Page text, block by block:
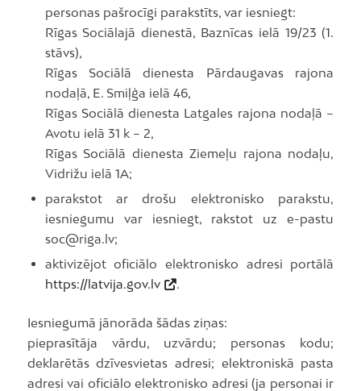
personas pašrocīgi parakstīts, var iesniegt:
Rīgas Sociālajā dienestā, Baznīcas ielā 19/23 (1.
stāvs),
Rīgas Sociālā dienesta Pārdaugavas rajona
nodaļā, E. Smiļģa ielā 46,
Rīgas Sociālā dienesta Latgales rajona nodaļā –
Avotu ielā 31 k – 2,
Rīgas Sociālā dienesta Ziemeļu rajona nodaļu,
Vidrižu ielā 1A;
parakstot ar drošu elektronisko parakstu,
iesniegumu var iesniegt, rakstot uz e-pastu
soc@riga.lv;
aktivizējot oficiālo elektronisko adresi portālā
https://latvija.gov.lv
.
Iesniegumā jānorāda šādas ziņas:
pieprasītāja vārdu, uzvārdu; personas kodu;
deklarētās dzīvesvietas adresi; elektroniskā pasta
adresi vai oficiālo elektronisko adresi (ja personai ir